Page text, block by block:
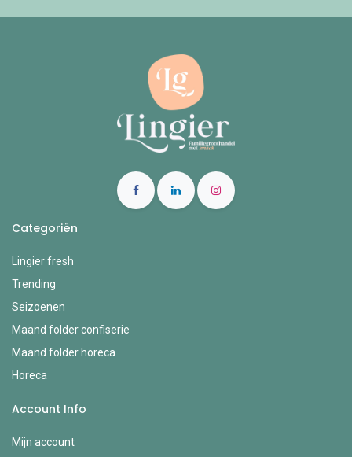
Categoriën
Lingier fresh
Trending
Seizoenen
Maand folder confiserie
Maand folder horeca
Horeca
Account Info
Mijn account